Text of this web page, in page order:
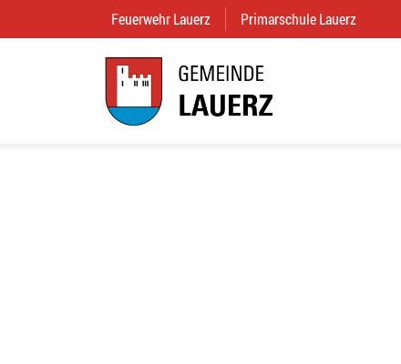
Feuerwehr Lauerz (External Link)
Primarschule Lauerz